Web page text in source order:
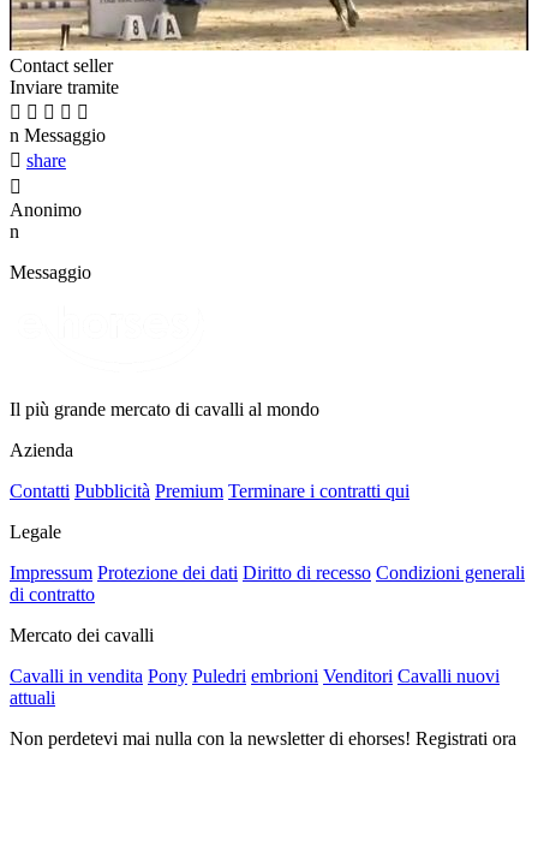
Contact seller
Inviare tramite
    
n Messaggio
 share

Anonimo
n
Messaggio
Il più grande mercato di cavalli al mondo
Azienda
Contatti Pubblicità Premium Terminare i contratti qui
Legale
Impressum Protezione dei dati Diritto di recesso Condizioni generali
di contratto
Mercato dei cavalli
Cavalli in vendita Pony Puledri embrioni Venditori Cavalli nuovi
attuali
Non perdetevi mai nulla con la newsletter di ehorses! Registrati ora